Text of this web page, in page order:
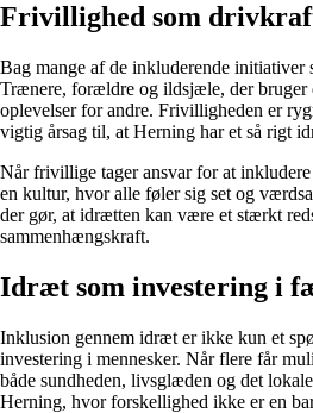
Frivillighed som
Bag mange af de inkluderende
Trænere, forældre og ildsjæle, der bruger
oplevelser for andre. Frivilligheden er
vigtig årsag til, at Herning har et så rigt
Når frivillige tager ansvar for at
en kultur, hvor alle føler sig set og
der gør, at idrætten kan være et stærkt
sammenhængskraft.
Idræt som investering i
Inklusion gennem idræt er ikke kun et
investering i mennesker. Når flere får
både sundheden, livsglæden og det
Herning, hvor forskellighed ikke er en